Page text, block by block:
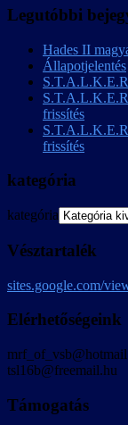
Legutóbbi
Hades II
Állapotjelentés
frissítés
frissítés
kategória
kategória
Vésztartalék
sites.google.com/
Elérhetőségeink
tsl16b@freemail.hu
Támogatás